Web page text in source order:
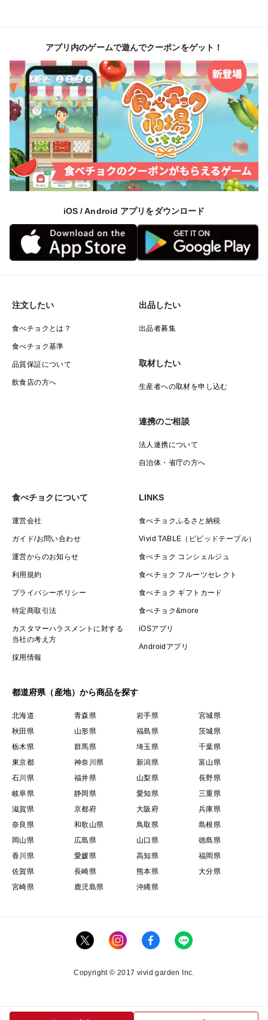
アプリ内のゲームで遊んでクーポンをゲット！
iOS / Android アプリをダウンロード
注文したい
食べチョクとは？
食べチョク基準
品質保証について
飲食店の方へ
出品したい
出品者募集
取材したい
生産者への取材を申し込む
連携のご相談
法人連携について
自治体・省庁の方へ
食べチョクについて
運営会社
ガイド/お問い合わせ
運営からのお知らせ
利用規約
プライバシーポリシー
特定商取引法
カスタマーハラスメントに対する
当社の考え方
採用情報
LINKS
食べチョクふるさと納税
Vivid TABLE（ビビッドテーブル）
食べチョク コンシェルジュ
食べチョク フルーツセレクト
食べチョク ギフトカード
食べチョク&more
iOSアプリ
Androidアプリ
都道府県（産地）から商品を探す
北海道 青森県 岩手県
宮城県
秋田県
山形県 福島県
茨城県
栃木県
群馬県 埼玉県
千葉県
東京都
神奈川県 新潟県
富山県
石川県
福井県 山梨県
長野県
岐阜県
静岡県 愛知県
三重県
滋賀県
京都府 大阪府
兵庫県
奈良県
和歌山県 鳥取県
島根県
岡山県
広島県 山口県
徳島県
香川県
愛媛県 高知県
福岡県
佐賀県
長崎県 熊本県
大分県
宮崎県
鹿児島県 沖縄県
Copyright © 2017 vivid garden Inc.